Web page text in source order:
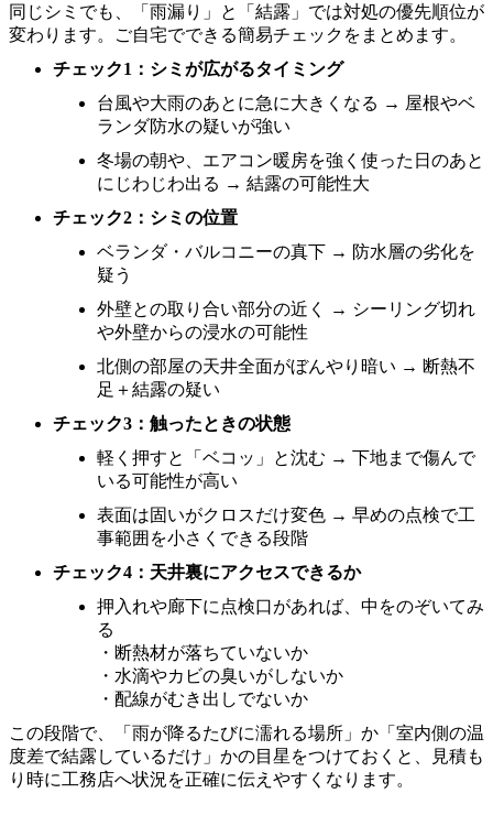
同じシミでも、「雨漏り」と「結露」では対処の優先順位が
変わります。ご自宅でできる簡易チェックをまとめます。
チェック1：シミが広がるタイミング
台風や大雨のあとに急に大きくなる → 屋根やベ
ランダ防水の疑いが強い
冬場の朝や、エアコン暖房を強く使った日のあと
にじわじわ出る → 結露の可能性大
チェック2：シミの位置
ベランダ・バルコニーの真下 → 防水層の劣化を
疑う
外壁との取り合い部分の近く → シーリング切れ
や外壁からの浸水の可能性
北側の部屋の天井全面がぼんやり暗い → 断熱不
足＋結露の疑い
チェック3：触ったときの状態
軽く押すと「ベコッ」と沈む → 下地まで傷んで
いる可能性が高い
表面は固いがクロスだけ変色 → 早めの点検で工
事範囲を小さくできる段階
チェック4：天井裏にアクセスできるか
押入れや廊下に点検口があれば、中をのぞいてみ
る
・断熱材が落ちていないか
・水滴やカビの臭いがしないか
・配線がむき出しでないか
この段階で、「雨が降るたびに濡れる場所」か「室内側の温
度差で結露しているだけ」かの目星をつけておくと、見積も
り時に工務店へ状況を正確に伝えやすくなります。